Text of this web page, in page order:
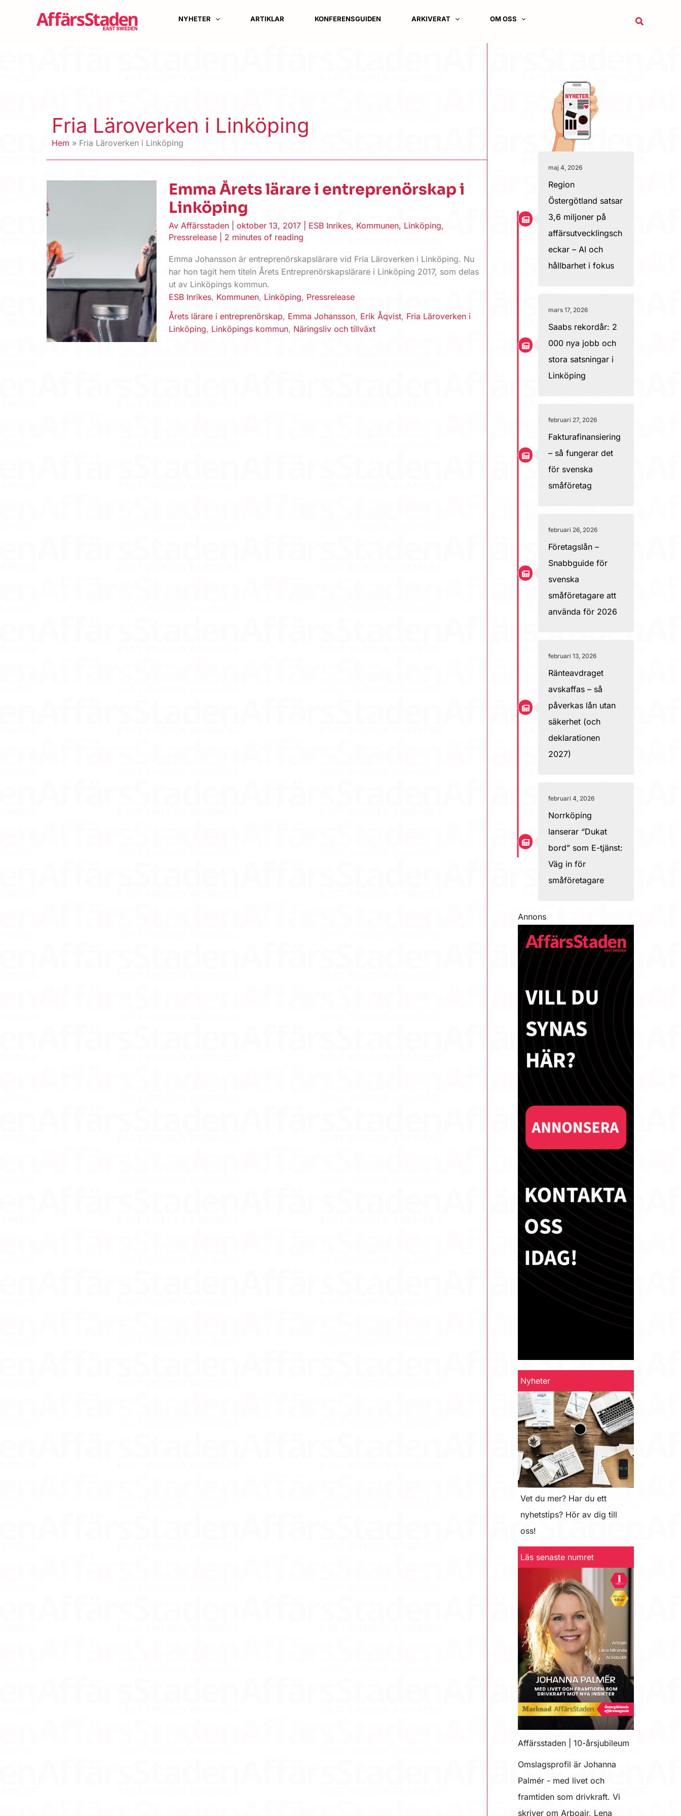
NYHETER ARTIKLAR KONFERENSGUIDEN ARKIVERAT OM OSS Sök
Fria Läroverken i Linköping
Hem Fria Läroverken i Linköping
Emma Årets lärare i entreprenörskap i
Linköping
AvAffärsstaden |oktober 13, 2017 ESB Inrikes, Kommunen, Linköping,
Pressrelease
2 minutes of reading
Emma Johansson är entreprenörskapslärare vid Fria Läroverken i Linköping. Nu
har hon tagit hem titeln Årets Entreprenörskapslärare i Linköping 2017, som delas
ut av Linköpings kommun.
ESB Inrikes, Kommunen, Linköping, Pressrelease
Årets lärare i entreprenörskap, Emma Johansson, Erik Åqvist, Fria Läroverken i
Linköping, Linköpings kommun, Näringsliv och tillväxt
maj 4, 2026
Region
Östergötland satsar
3,6 miljoner på
affärsutvecklingsch
eckar – AI och
hållbarhet i fokus
mars 17, 2026
Saabs rekordår: 2
000 nya jobb och
stora satsningar i
Linköping
februari 27, 2026
Fakturafinansiering
– så fungerar det
för svenska
småföretag
februari 26, 2026
Företagslån –
Snabbguide för
svenska
småföretagare att
använda för 2026
februari 13, 2026
Ränteavdraget
avskaffas – så
påverkas lån utan
säkerhet (och
deklarationen
2027)
februari 4, 2026
Norrköping
lanserar “Dukat
bord” som E-tjänst:
Väg in för
småföretagare
Annons
Nyheter
Vet du mer? Har du ett
nyhetstips? Hör av dig till
oss!
Läs senaste numret
Affärsstaden | 10-årsjubileum
Omslagsprofil är Johanna
Palmér - med livet och
framtiden som drivkraft. Vi
skriver om Arboair, Lena